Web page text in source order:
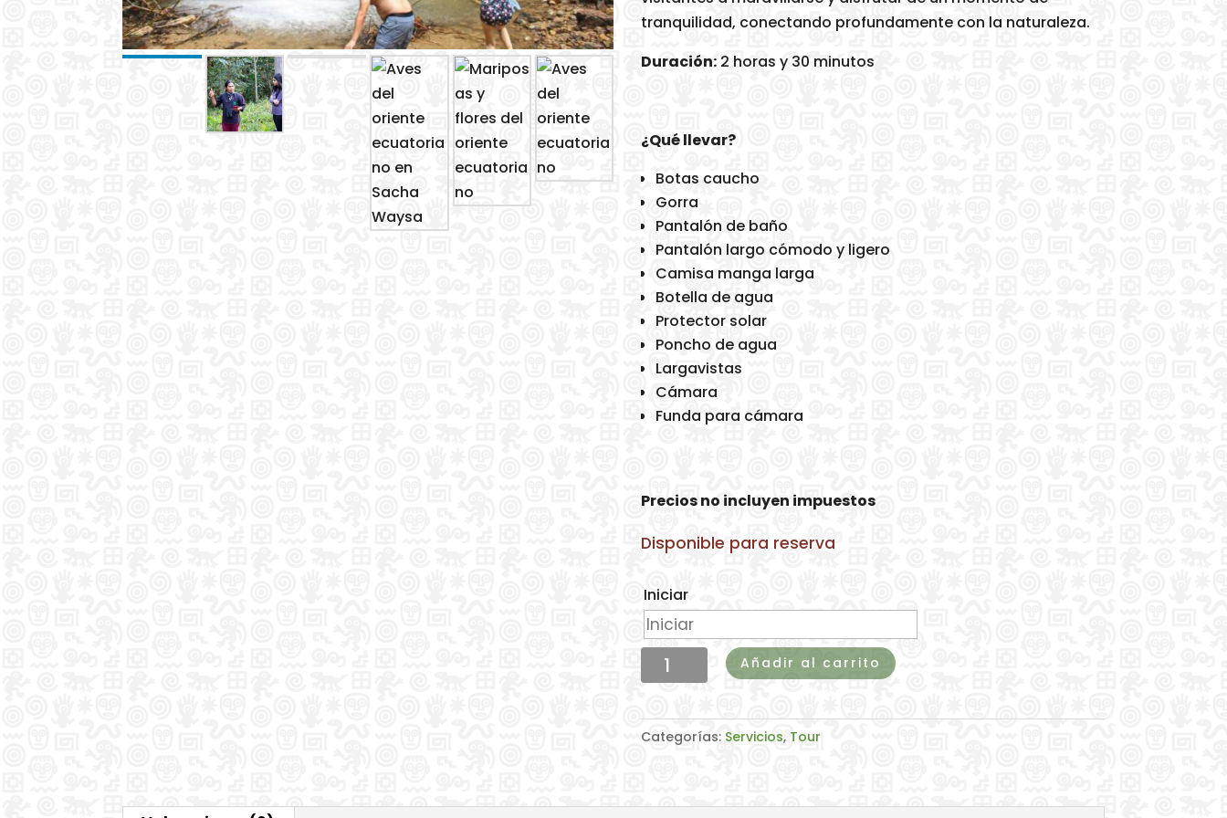
tranquilidad, conectando profundamente con la naturaleza.
Duración: 2 horas y 30 minutos
¿Qué llevar?
Botas caucho
Gorra
Pantalón de baño
Pantalón largo cómodo y ligero
Camisa manga larga
Botella de agua
Protector solar
Poncho de agua
Largavistas
Cámara
Funda para cámara
Precios no incluyen impuestos
Disponible para reserva
Iniciar
Senderismo
y
cantidad
Añadir al carrito
Categorías: Servicios, Tour